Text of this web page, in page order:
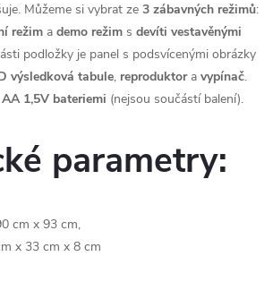
Můžeme si vybrat ze 3 zábavných režimů:
režim a demo režim s devíti vestavěnými
podložky je panel s podsvícenými obrázky
výsledková tabule, reproduktora vypínač.
1,5V bateriemi (nejsou součástí balení).
parametry:
cm x 93 cm,
x 33 cm x 8 cm